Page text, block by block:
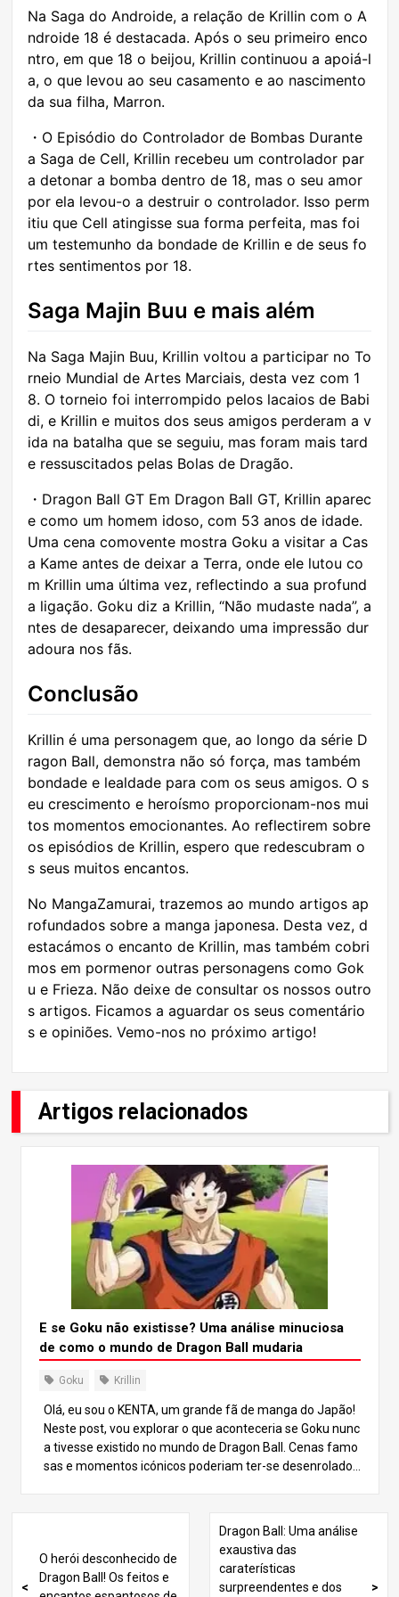
Na Saga do Androide, a relação de Krillin com o A
ndroide 18 é destacada. Após o seu primeiro enco
ntro, em que 18 o beijou, Krillin continuou a apoiá-l
a, o que levou ao seu casamento e ao nascimento
da sua filha, Marron.
・O Episódio do Controlador de Bombas Durante
a Saga de Cell, Krillin recebeu um controlador par
a detonar a bomba dentro de 18, mas o seu amor
por ela levou-o a destruir o controlador. Isso perm
itiu que Cell atingisse sua forma perfeita, mas foi
um testemunho da bondade de Krillin e de seus fo
rtes sentimentos por 18.
Saga Majin Buu e mais além
Na Saga Majin Buu, Krillin voltou a participar no To
rneio Mundial de Artes Marciais, desta vez com 1
8. O torneio foi interrompido pelos lacaios de Babi
di, e Krillin e muitos dos seus amigos perderam a v
ida na batalha que se seguiu, mas foram mais tard
e ressuscitados pelas Bolas de Dragão.
・Dragon Ball GT Em Dragon Ball GT, Krillin aparec
e como um homem idoso, com 53 anos de idade.
Uma cena comovente mostra Goku a visitar a Cas
a Kame antes de deixar a Terra, onde ele lutou co
m Krillin uma última vez, reflectindo a sua profund
a ligação. Goku diz a Krillin, “Não mudaste nada”, a
ntes de desaparecer, deixando uma impressão dur
adoura nos fãs.
Conclusão
Krillin é uma personagem que, ao longo da série D
ragon Ball, demonstra não só força, mas também
bondade e lealdade para com os seus amigos. O s
eu crescimento e heroísmo proporcionam-nos mui
tos momentos emocionantes. Ao reflectirem sobre
os episódios de Krillin, espero que redescubram o
s seus muitos encantos.
No MangaZamurai, trazemos ao mundo artigos ap
rofundados sobre a manga japonesa. Desta vez, d
estacámos o encanto de Krillin, mas também cobri
mos em pormenor outras personagens como Gok
u e Frieza. Não deixe de consultar os nossos outro
s artigos. Ficamos a aguardar os seus comentário
s e opiniões. Vemo-nos no próximo artigo!
Artigos relacionados
E se Goku não existisse? Uma análise minuciosa
de como o mundo de Dragon Ball mudaria
Goku Krillin
Olá, eu sou o KENTA, um grande fã de manga do Japão!
Neste post, vou explorar o que aconteceria se Goku nunc
a tivesse existido no mundo de Dragon Ball. Cenas famo
sas e momentos icónicos poderiam ter-se desenrolado
história original, Bulma parte na sua jornada para encont
rar as Dragon Balls usando o seu Radar do Dragão. Enco
ntra uma em casa de Gohan e convence-o a entregar-lh
O herói desconhecido de
Dragon Ball! Os feitos e
Dragon Ball: Uma análise
exaustiva das
caraterísticas
surpreendentes e dos